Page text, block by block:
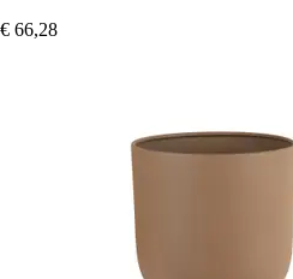
€ 66,28